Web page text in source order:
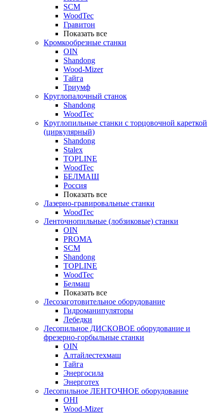
SCM
WoodTec
Гравитон
Показать все
Кромкообрезные станки
OIN
Shandong
Wood-Mizer
Тайга
Триумф
Круглопалочный станок
Shandong
WoodTec
Круглопильные станки с торцовочной кареткой
(циркулярный)
Shandong
Stalex
TOPLINE
WoodTec
БЕЛМАШ
Россия
Показать все
Лазерно-гравировальные станки
WoodTec
Ленточнопильные (лобзиковые) станки
OIN
PROMA
SCM
Shandong
TOPLINE
WoodTec
Белмаш
Показать все
Лесозаготовительное оборудование
Гидроманипуляторы
Лебедки
Лесопильное ДИСКОВОЕ оборудование и
фрезерно-горбыльные станки
OIN
Алтайлестехмаш
Тайга
Энергосила
Энерготех
Лесопильное ЛЕНТОЧНОЕ оборудование
OHI
Wood-Mizer